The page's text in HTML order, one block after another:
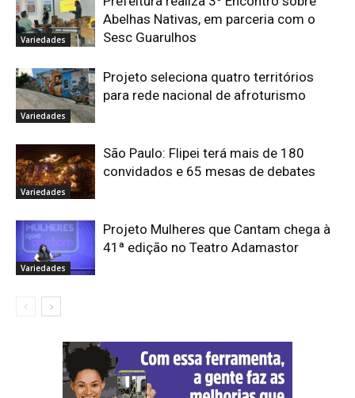
Variedades
Abelhas Nativas, em parceria com o
Sesc Guarulhos
Variedades
Projeto seleciona quatro territórios
para rede nacional de afroturismo
Variedades
São Paulo: Flipei terá mais de 180
convidados e 65 mesas de debates
Variedades
Projeto Mulheres que Cantam chega à
41ª edição no Teatro Adamastor